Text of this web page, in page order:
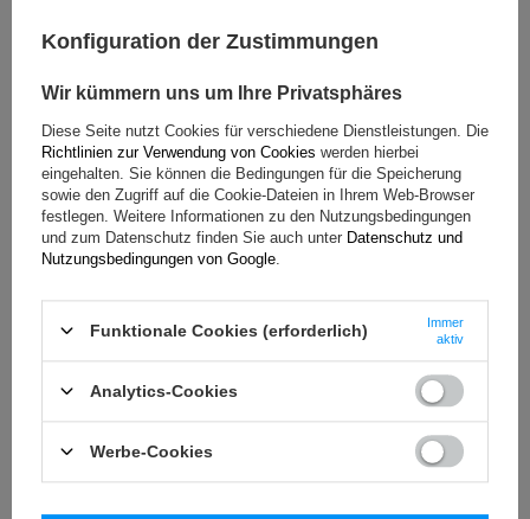
Jura Claris Smart Plus
Konfiguration der Zustimmungen
Wir kümmern uns um Ihre Privatsphäres
Diese Seite nutzt Cookies für verschiedene Dienstleistungen. Die
Richtlinien zur Verwendung von Cookies werden hierbei
eingehalten. Sie können die Bedingungen für die Speicherung
sowie den Zugriff auf die Cookie-Dateien in Ihrem Web-Browser
festlegen. Weitere Informationen zu den Nutzungsbedingungen
und zum Datenschutz finden Sie auch unter Datenschutz und
Nutzungsbedingungen von Google
Funktionale Cookies (erforderlich)
Immer
aktiv
Analytics-Cookies
Werbe-Cookies